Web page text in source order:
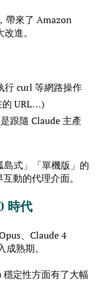
帶來了 Amazon
進。
行 curl 等網路操作
的 URL…)
跟隨 Claude 主產
島式」「單機版」的
動的代理介面。
時代
、Claude 4
熟期。
定性方面有了大幅